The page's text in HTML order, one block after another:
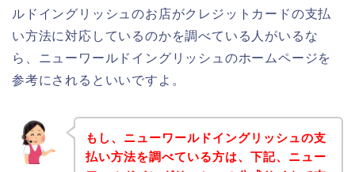
ルドイングリッシュのお店がクレジットカードの支払
い方法に対応しているのかを調べている人がいるな
ら、ニューワールドイングリッシュのホームページを
参考にされるといいですよ。
もし、ニューワールドイングリッシュの支
払い方法を調べている方は、下記、ニュー